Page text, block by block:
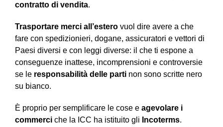
contratto di vendita.
Trasportare merci all’estero vuol dire avere a che
fare con spedizionieri, dogane, assicuratori e vettori di
Paesi diversi e con leggi diverse: il che ti espone a
conseguenze inattese, incomprensioni e controversie
se le responsabilità delle parti non sono scritte nero
su bianco.
È proprio per semplificare le cose e agevolare i
commerci che la ICC ha istituito gli Incoterms.